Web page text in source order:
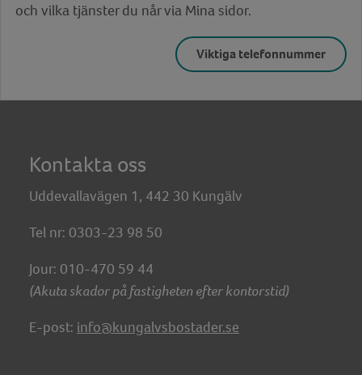
och vilka tjänster du når via Mina sidor.
Viktiga telefonnummer
Kontakta oss
Uddevallavägen 1, 442 30 Kungälv
Tel nr: 0303-23 98 50
Jour: 010-470 59 44
(Akuta skador på fastigheten efter kontorstid)
E-post: info@kungalvsbostader.se